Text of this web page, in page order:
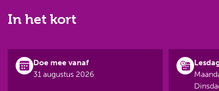
In het kort
Doe mee vanaf
31 augustus 2026